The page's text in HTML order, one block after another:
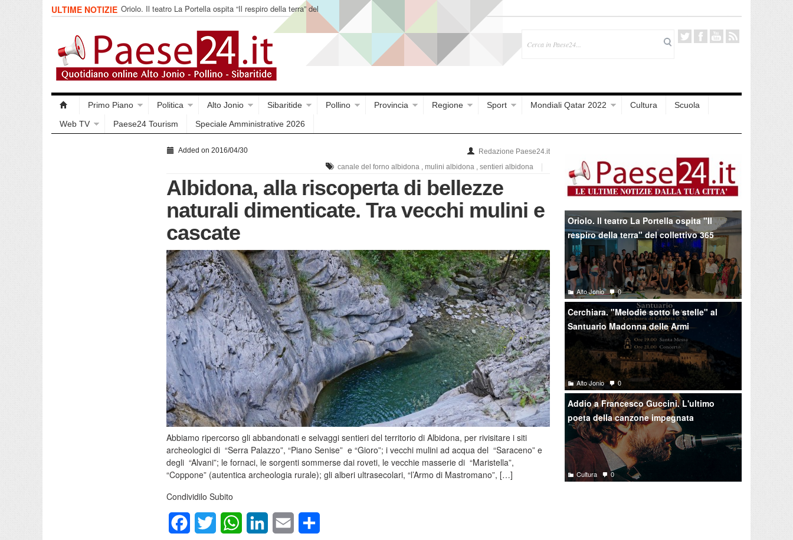
ULTIME NOTIZIE Oriolo. Il teatro La Portella ospita “Il respiro della terra” del
collettivo 365
Primo Piano Politica Alto Jonio Sibaritide Pollino Provincia Regione Sport Mondiali Qatar 2022 Cultura
Scuola
Web TV
Paese24 Tourism Speciale Amministrative 2026
Added on 2016/04/30
Redazione Paese24.it
canale del forno albidona , mulini albidona , sentieri albidona
Albidona, alla riscoperta di bellezze
naturali dimenticate. Tra vecchi mulini e
cascate
Abbiamo ripercorso gli abbandonati e selvaggi sentieri del territorio di Albidona, per rivisitare i siti
archeologici di “Serra Palazzo”, “Piano Senise” e “Gioro”; i vecchi mulini ad acqua del “Saraceno” e
degli “Alvani”; le fornaci, le sorgenti sommerse dai roveti, le vecchie masserie di “Maristella”,
“Coppone” (autentica archeologia rurale); gli alberi ultrasecolari, “l’Armo di Mastromano”, […]
Condividilo Subito
FacebookTwitter WhatsAppLinkedInEmail
Oriolo. Il teatro La Portella ospita "Il
respiro della terra" del collettivo 365
Alto Jonio 0
Cerchiara. "Melodie sotto le stelle" al
Santuario Madonna delle Armi
Alto Jonio 0
Addio a Francesco Guccini. L'ultimo
poeta della canzone impegnata
Cultura 0